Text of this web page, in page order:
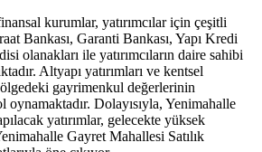
kurumlar, yatırımcılar için çeşitli
Bankası, Garanti Bankası, Yapı Kredi
olanakları ile yatırımcıların daire sahibi
Altyapı yatırımları ve kentsel
gayrimenkul değerlerinin
oynamaktadır. Dolayısıyla, Yenimahalle
yatırımlar, gelecekte yüksek
Gayret Mahallesi Satılık